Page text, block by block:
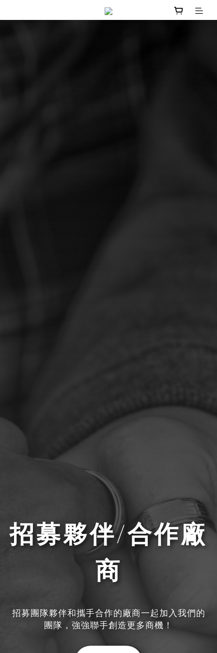
招募夥伴/合作廠
商
招募團隊夥伴和攜手合作的廠商一起加入我們的
團隊，強強聯手創造更多商機！